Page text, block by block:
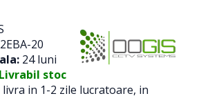
20
24 luni
Livrabil stoc
in 1-2 zile lucratoare, in